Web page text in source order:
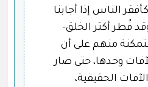
الناس إذا أجابنا
فُطر أكثر الخلق-
منهم على أن
وحدها، حتى صار
الحقيقية،